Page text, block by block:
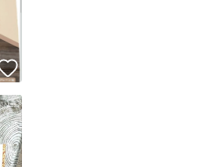
しているものではありません
度で24時間以内＆設定した発送日数内に発送してい
で24時間以内に発送しています
た発送日数内に発送しています
いいね！